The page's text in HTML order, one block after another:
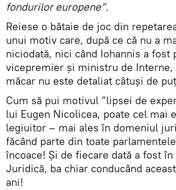
fondurilor europene”.
Reiese o bătaie de joc din
unui motiv care, după ce că nu a
niciodată, nici când Iohannis a fost
vicepremier și ministru de Interne,
măcar nu este detaliat câtuși de
Cum să pui motivul ”lipsei de
lui Eugen Nicolicea, poate cel mai
legiuitor – mai ales în domeniul
făcând parte din toate
încoace! Și de fiecare dată a fost în
Juridică, ba chiar conducând
ani!